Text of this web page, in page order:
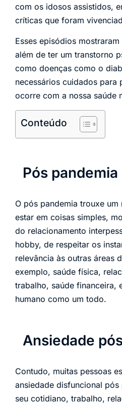
com os idosos assistidos,
críticas que foram
Esses episódios
além de ter um transtorno
como doenças como o
necessários cuidados para
ocorre com a nossa saúde
Conteúdo
Pós pandemia
O pós pandemia trouxe
estar em coisas simples,
do relacionamento
hobby, de respeitar os
relevância às outras áreas
exemplo, saúde física,
trabalho, saúde financeira,
humano como um todo.
Ansiedade
Contudo, muitas pessoas
ansiedade disfuncional
seu cotidiano, trabalho,